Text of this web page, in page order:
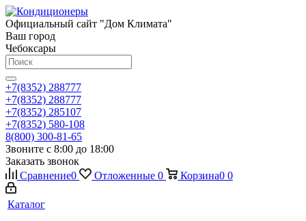
Официальный сайт "Дом Климата"
Ваш город
Чебоксары
+7(8352) 288777
+7(8352) 288777
+7(8352) 285107
+7(8352) 580-108
8(800) 300-81-65
Звоните с 8:00 до 18:00
Заказать звонок
Сравнение0 Отложенные 0 Корзина0 0
Каталог